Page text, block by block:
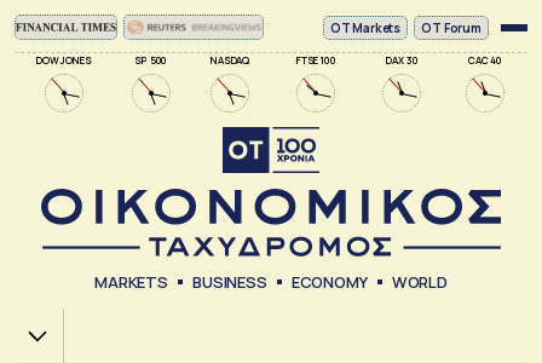
DOW JONES SP 500 NASDAQ FTSE 100 DAX 30 CAC 40
ΟΤ Markets OT Forum
MARKETS BUSINESS ECONOMY WORLD
Χ.Α.